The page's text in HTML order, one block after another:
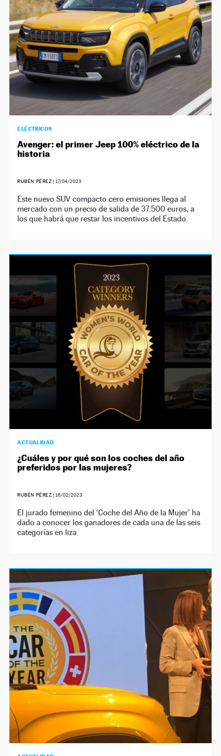
ELÉCTRICOS
Avenger: el primer Jeep 100% eléctrico de la
historia
RUBÉN PÉREZ | 17/04/2023
Este nuevo SUV compacto cero emisiones llega al
mercado con un precio de salida de 37.500 euros, a
los que habrá que restar los incentivos del Estado.
ACTUALIDAD
¿Cuáles y por qué son los coches del año
preferidos por las mujeres?
RUBÉN PÉREZ |16/02/2023
El jurado femenino del ‘Coche del Año de la Mujer’ ha
dado a conocer los ganadores de cada una de las seis
categorías en liza.